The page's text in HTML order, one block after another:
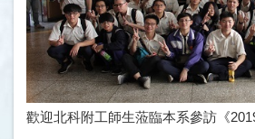
歡迎北科附工師生蒞臨本系參訪《